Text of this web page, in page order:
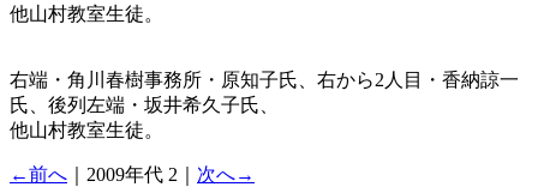
他山村教室生徒。
右端・角川春樹事務所・原知子氏、右から2人目・香納諒一
氏、後列左端・坂井希久子氏、
他山村教室生徒。
←前へ ｜2009年代 2｜ 次へ→